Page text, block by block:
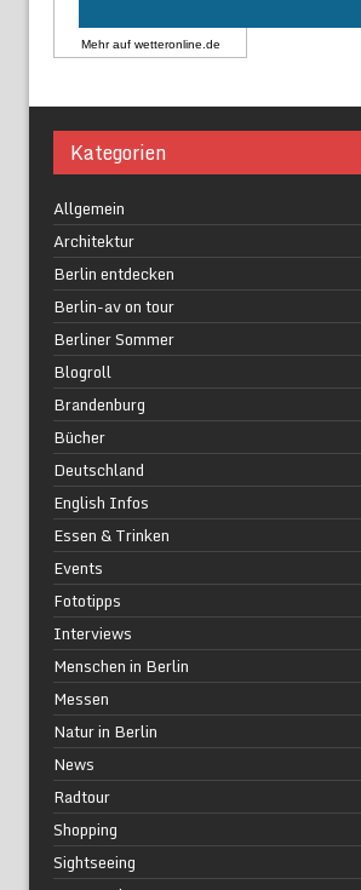
Mehr auf wetteronline.de
Kategorien
Allgemein
Architektur
Berlin entdecken
Berlin-av on tour
Berliner Sommer
Blogroll
Brandenburg
Bücher
Deutschland
English Infos
Essen & Trinken
Events
Fototipps
Interviews
Menschen in Berlin
Messen
Natur in Berlin
News
Radtour
Shopping
Sightseeing